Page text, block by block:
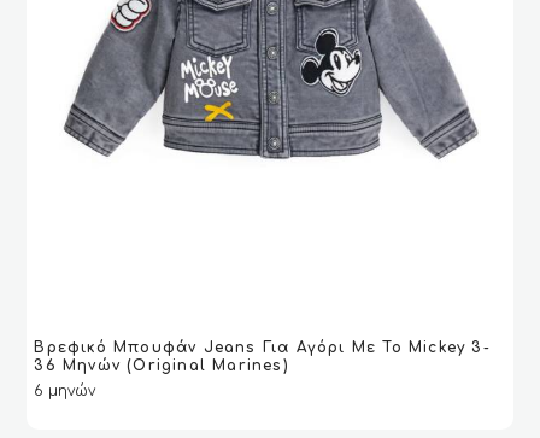
VIEW
VIEW
ΔΙΑΒΆΣΤΕ ΠΕΡΙΣΣΌΤΕΡΑ
ΔΙΑΒΆΣΤΕ ΠΕΡΙΣΣΌΤΕΡΑ
Βρεφικό Μπουφάν Jeans Για Αγόρι Με Το Mickey 3-
36 Μηνών (Original Marines)
6 μηνών